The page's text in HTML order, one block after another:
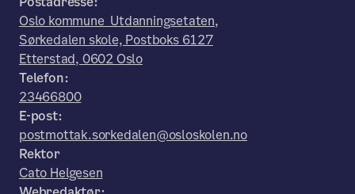
Oslo kommune Utdanningsetaten,
Sørkedalen skole, Postboks 6127
Etterstad, 0602 Oslo
Telefon:
23466800
E-post:
postmottak.sorkedalen@osloskolen.no
Rektor
Cato Helgesen